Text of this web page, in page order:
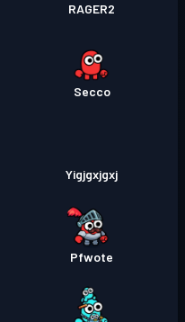
RAGER2
Secco
Yigjgxjgxj
Pfwote